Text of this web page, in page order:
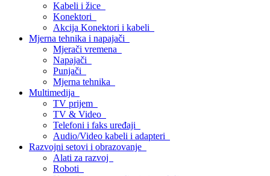
Kabeli i žice
Konektori
Akcija Konektori i kabeli
Mjerna tehnika i napajači
Mjerači vremena
Napajači
Punjači
Mjerna tehnika
Multimedija
TV prijem
TV & Video
Telefoni i faks uređaji
Audio/Video kabeli i adapteri
Razvojni setovi i obrazovanje
Alati za razvoj
Roboti